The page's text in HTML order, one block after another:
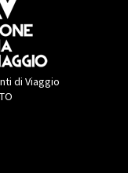
di Viaggio